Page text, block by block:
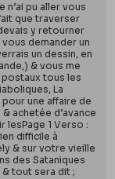
n’ai pu aller vous
que traverser
y retourner
demander un
un dessin, en
& vous me
tous les
La
pour une affaire de
achetée d’avance
lesPage 1 Verso :
difficile à
& sur votre vieille
des Sataniques
tout sera dit ;